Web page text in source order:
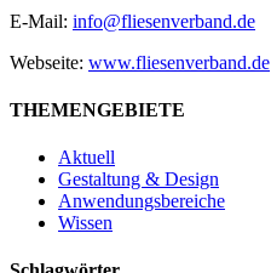
E-Mail: info@fliesenverband.de
Webseite: www.fliesenverband.de
THEMENGEBIETE
Aktuell
Gestaltung & Design
Anwendungsbereiche
Wissen